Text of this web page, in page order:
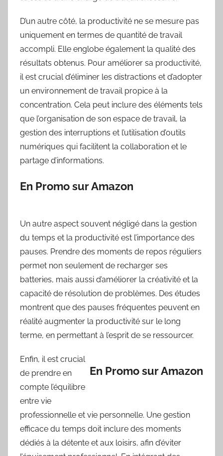
D’un autre côté, la productivité ne se mesure pas
uniquement en termes de quantité de travail
accompli. Elle englobe également la qualité des
résultats obtenus. Pour améliorer sa productivité,
il est crucial d’éliminer les distractions et d’adopter
un environnement de travail propice à la
concentration. Cela peut inclure des éléments tels
que l’organisation de son espace de travail, la
gestion des interruptions et l’utilisation d’outils
numériques qui facilitent la collaboration et le
partage d’informations.
En Promo sur Amazon
Un autre aspect souvent négligé dans la gestion
du temps et la productivité est l’importance des
pauses. Prendre des moments de repos réguliers
permet non seulement de recharger ses
batteries, mais aussi d’améliorer la créativité et la
capacité de résolution de problèmes. Des études
montrent que des pauses fréquentes peuvent en
réalité augmenter la productivité sur le long
terme, en permettant à l’esprit de se ressourcer.
En Promo sur Amazon
Enfin, il est crucial
de prendre en
compte l’équilibre
entre vie
professionnelle et vie personnelle. Une gestion
efficace du temps doit inclure des moments
dédiés à la détente et aux loisirs, afin d’éviter